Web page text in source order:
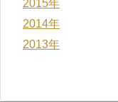
2015年
2014年
2013年